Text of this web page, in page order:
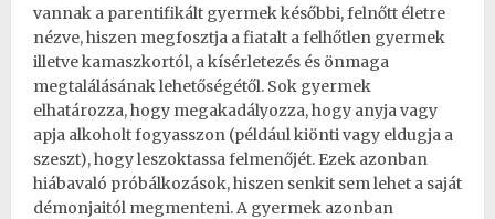
vannak a parentifikált gyermek későbbi, felnőtt életre
nézve, hiszen megfosztja a fiatalt a felhőtlen gyermek
illetve kamaszkortól, a kísérletezés és önmaga
megtalálásának lehetőségétől. Sok gyermek
elhatározza, hogy megakadályozza, hogy anyja vagy
apja alkoholt fogyasszon (például kiönti vagy eldugja a
szeszt), hogy leszoktassa felmenőjét. Ezek azonban
hiábavaló próbálkozások, hiszen senkit sem lehet a saját
démonjaitól megmenteni. A gyermek azonban